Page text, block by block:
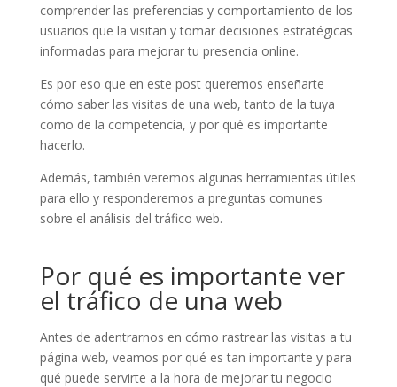
comprender las preferencias y comportamiento de los
usuarios que la visitan y tomar decisiones estratégicas
informadas para mejorar tu presencia online.
Es por eso que en este post queremos enseñarte
cómo saber las visitas de una web, tanto de la tuya
como de la competencia, y por qué es importante
hacerlo.
Además, también veremos algunas herramientas útiles
para ello y responderemos a preguntas comunes
sobre el análisis del tráfico web.
Por qué es importante ver
el tráfico de una web
Antes de adentrarnos en cómo rastrear las visitas a tu
página web, veamos por qué es tan importante y para
qué puede servirte a la hora de mejorar tu negocio